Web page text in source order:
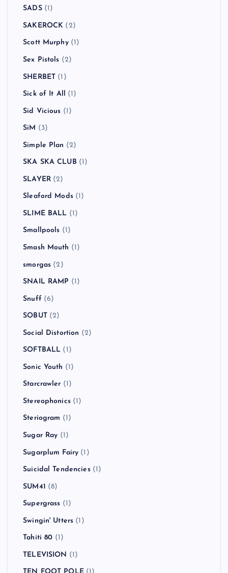
SADS(1)
SAKEROCK (2)
Scott Murphy(1)
Sex Pistols (2)
SHERBET (1)
Sick of It All (1)
Sid Vicious (1)
SiM (3)
Simple Plan (2)
SKA SKA CLUB (1)
SLAYER(2)
Sleaford Mods(1)
SLIME BALL (1)
Smallpools (1)
Smash Mouth (1)
smorgas (2)
SNAIL RAMP (1)
Snuff (6)
SOBUT(2)
Social Distortion (2)
SOFTBALL (1)
Sonic Youth (1)
Starcrawler (1)
Stereophonics(1)
Steriogram (1)
Sugar Ray (1)
Sugarplum Fairy (1)
Suicidal Tendencies(1)
SUM41 (8)
Supergrass (1)
Swingin' Utters (1)
Tahiti 80 (1)
TELEVISION (1)